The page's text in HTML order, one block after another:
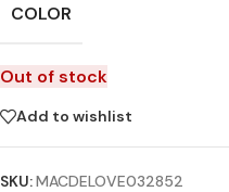
COLOR
Out of stock
Add to wishlist
SKU:MACDELOVE032852